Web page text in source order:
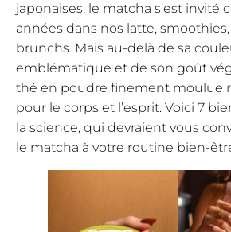
japonaises, le matcha s’est invité
années dans nos latte,
brunchs. Mais au-delà de sa
emblématique et de son goût
thé en poudre finement moulue
pour le corps et l’esprit. Voici 7
la science, qui devraient vous
le matcha à votre routine bien-